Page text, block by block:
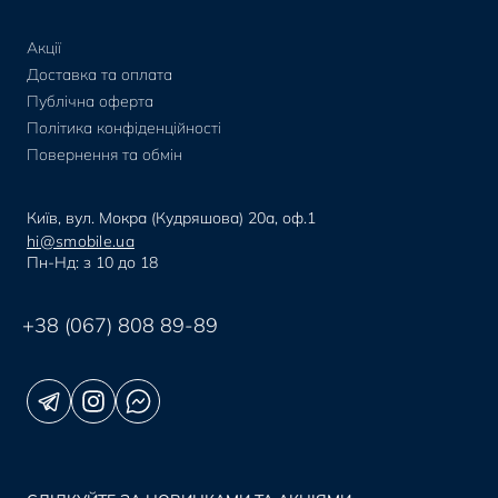
Google Pixel 8 Pro
Google Pixel 8
Google Pixel 7 Pro
Apple AirPods Pro 3
Apple AirPods Pro
Apple AirPods 3
Apple AirPods
Акції
Доставка та оплата
Публічна оферта
Політика конфіденційності
Повернення та обмін
Київ, вул. Мокра (Кудряшова) 20а, оф.1
hi@smobile.ua
Пн-Нд: з 10 до 18
+38 (067) 808 89-89